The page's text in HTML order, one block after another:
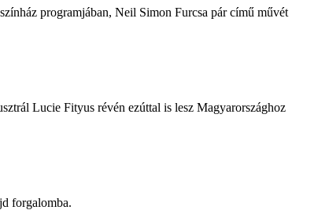
programjában, Neil Simon Furcsa pár című művét
Lucie Fityus révén ezúttal is lesz Magyarországhoz
forgalomba.